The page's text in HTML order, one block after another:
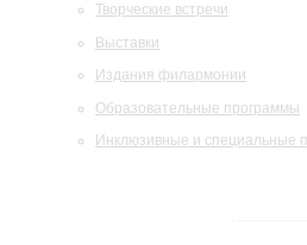
Творческие встречи
Выставки
Издания филармонии
Образовательные программы
Инклюзивные и специальные